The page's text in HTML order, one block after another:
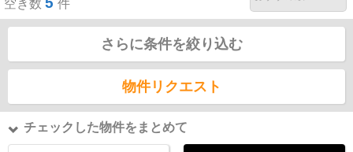
空き数
件
さらに条件を絞り込む
物件リクエスト
チェックした物件をまとめて